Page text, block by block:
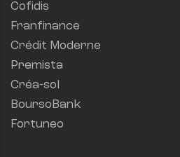
Cofidis
Franfinance
Crédit Moderne
Premista
Créa-sol
BoursoBank
Fortuneo